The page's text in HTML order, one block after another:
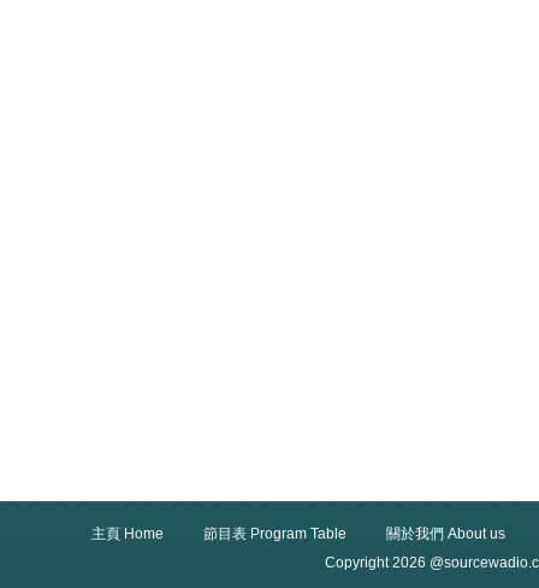
主頁 Home 節目表 Program Table
關於我們 About us
Copyright 2026